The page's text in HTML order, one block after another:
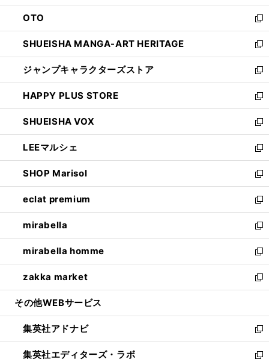
ウ
で
開
く
ン
ド
ウ
で
開
く
OTO
新
し
い
ウ
ィ
ン
ド
ウ
で
開
く
SHUEISHA MANGA-ART HERITAGE
新
し
い
ウ
ィ
ン
ド
ウ
で
開
く
ジャンプキャラクターズストア
新
し
い
ウ
ィ
ン
ド
ウ
で
開
く
HAPPY PLUS STORE
新
し
い
ウ
ィ
ン
ド
ウ
で
開
く
SHUEISHA VOX
新
し
い
ウ
ィ
ン
ド
ウ
で
開
く
LEEマルシェ
新
し
い
ウ
ィ
ン
ド
ウ
で
開
く
SHOP Marisol
新
し
い
ウ
ィ
ン
ド
ウ
で
開
eclat premium
新
し
い
ウ
ィ
ン
ド
ウ
開
く
mirabella
新
し
い
ウ
ィ
ン
ウ
で
開
く
mirabella homme
新
し
い
ウ
ン
ド
ウ
で
zakka market
新
し
ウ
ィ
ン
ド
その他WEBサービス
集英社アドナビ
新
し
い
集英社エディターズ・ラボ 新